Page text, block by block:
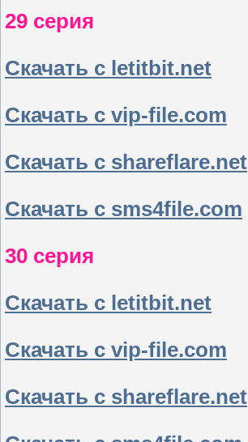
29 серия
Скачать с letitbit.net
Скачать с vip-file.com
Скачать с shareflare.net
Скачать с sms4file.com
30 серия
Скачать с letitbit.net
Скачать с vip-file.com
Скачать с shareflare.net